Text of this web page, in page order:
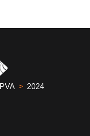
IPVA > 2024